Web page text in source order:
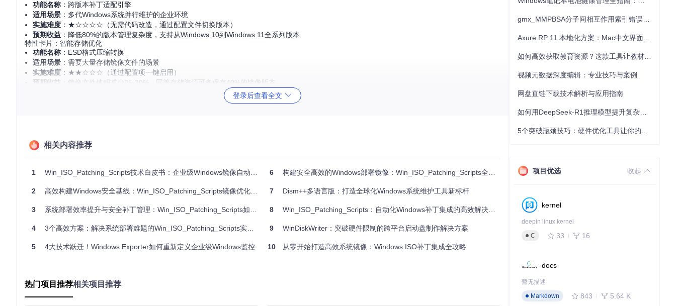
功能名称 ：跨版本补丁适配引擎
适用场景 ：多代Windows系统并行维护的企业环境
实施难度 ：★☆☆☆☆（无需代码改造，通过配置文件切换版本）
预期收益 ：降低80%的版本管理复杂度，支持从Windows 10到Windows 11全系列版本
特性卡片：智能存储优化
功能名称 ：ESD格式压缩转换
适用场景 ：需要大量存储镜像文件的场景
实施难度 ：★★☆☆☆（通过配置项一键启用）
预期收益 ：镜像文件体积减少25-30%，同等存储资源可多保存40%的镜像版本
📊Windows版本支持矩阵
系统版本 内部版本号 架构支持
补丁更新通道
Windows 10 LTSC 2021
1904x.6575 x64/x86/ARM64
长期服务通道
Windows Server 2022
20348.4405 x64
服务器通道
Windows 11 23H2
22631.6199 x64/ARM64
消费者通道
构建标准化实施框架
登录后查看全文
相关内容推荐
1 Win_ISO_Patching_Scripts技术白皮书：企业级Windows镜像自动化构建解决方案
2 高效构建Windows安全基线：Win_ISO_Patching_Scripts镜像优化实践指南
3 系统部署效率提升与安全补丁管理：Win_ISO_Patching_Scripts如何破解企业镜像维护困境
4 3个高效方案：解决系统部署难题的Win_ISO_Patching_Scripts实战指南
5 4大技术跃迁！Windows Exporter如何重新定义企业级Windows监控
6 构建安全高效的Windows部署镜像：Win_ISO_Patching_Scripts全流程指南
7 Dism++多语言版：打造全球化Windows系统维护工具新标杆
8 Win_ISO_Patching_Scripts：自动化Windows补丁集成的高效解决方案
9 WinDiskWriter：突破硬件限制的跨平台启动盘制作解决方案
10 从零开始打造高效系统镜像：Windows ISO补丁集成全攻略
热门项目推荐相关项目推荐
视频元数据深度编辑：专业技巧与案例
网盘直链下载技术解析与应用指南
项目优选 收起
kernel
deepin linux kernel
C
33 16
docs
暂无描述
Markdown
843 5.64 K